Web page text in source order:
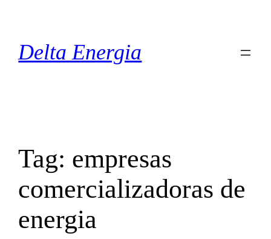
conteúdo
Delta Energia
Tag: empresas
comercializadoras de
energia